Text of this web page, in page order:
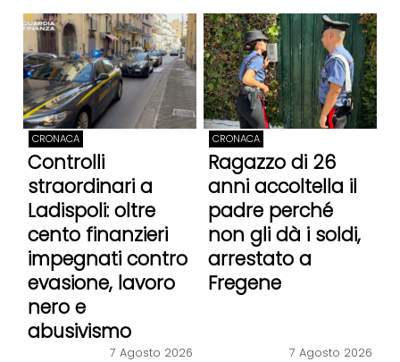
CRONACA
Controlli
straordinari a
Ladispoli: oltre
cento finanzieri
impegnati contro
evasione, lavoro
nero e
abusivismo
7 Agosto 2026
CRONACA
Ragazzo di 26
anni accoltella il
padre perché
non gli dà i soldi,
arrestato a
Fregene
7 Agosto 2026